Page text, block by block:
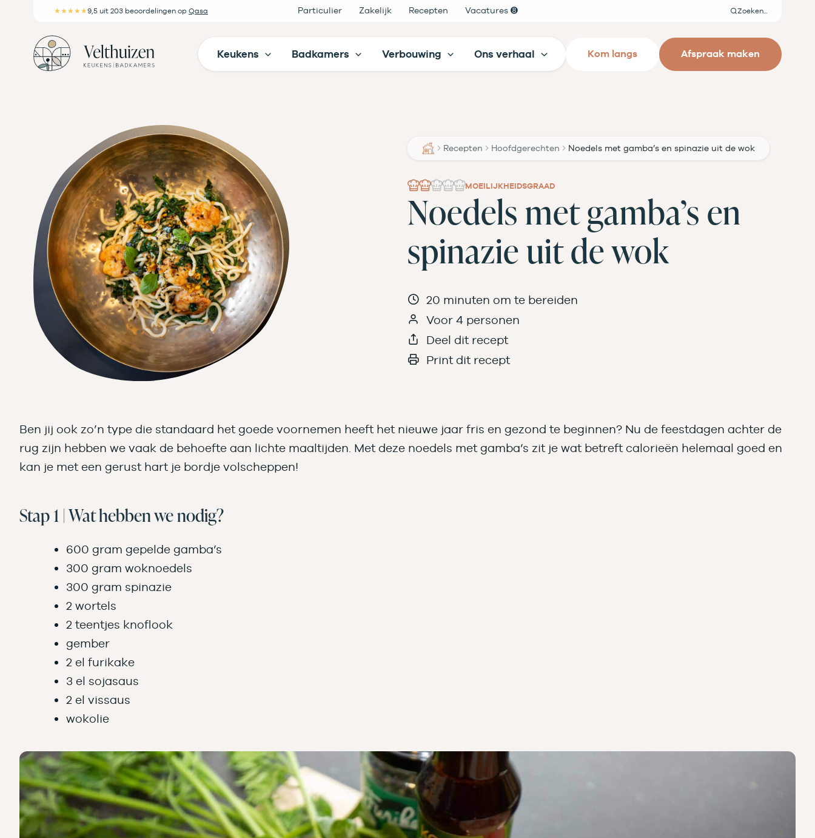
inhoud
★★★★★9,5 uit 203 beoordelingen op Qasa Particulier Zakelijk Recepten Vacatures ➑ Zoeken
Keukens Badkamers Verbouwing Ons verhaal Kom langs Afspraak maken
Recepten Hoofdgerechten Noedels met gamba’s en spinazie uit de wok
MOEILIJKHEIDSGRAAD
Noedels met gamba’s en
spinazie uit de wok
20 minuten om te bereiden
Voor 4 personen
Deel dit recept
Print dit recept
Ben jij ook zo’n type die standaard het goede voornemen heeft het nieuwe jaar fris en gezond te beginnen? Nu de feestdagen achter de
rug zijn hebben we vaak de behoefte aan lichte maaltijden. Met deze noedels met gamba’s zit je wat betreft calorieën helemaal goed en
kan je met een gerust hart je bordje volscheppen!
Stap 1 | Wat hebben we nodig?
600 gram gepelde gamba’s
300 gram woknoedels
300 gram spinazie
2 wortels
2 teentjes knoflook
gember
2 el furikake
3 el sojasaus
2 el vissaus
wokolie